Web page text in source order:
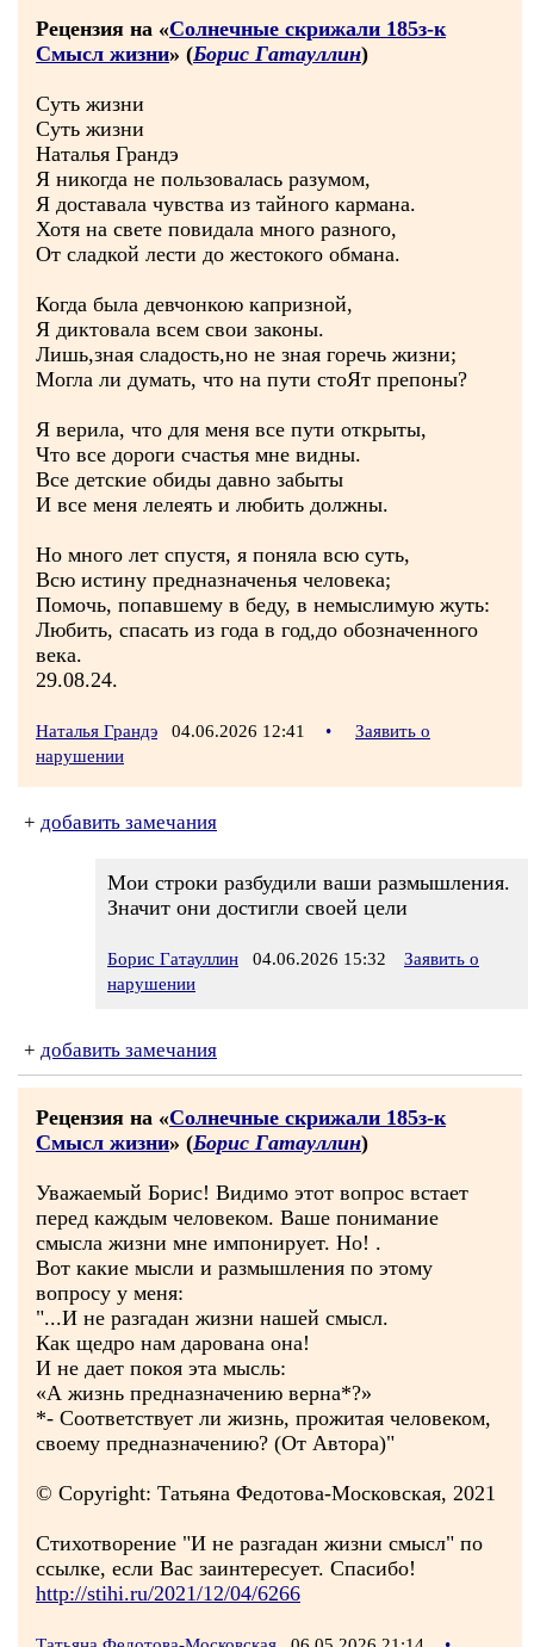
Рецензия на «Солнечные скрижали 185з-к
Смысл жизни» (Борис Гатауллин)
Суть жизни
Суть жизни
Наталья Грандэ
Я никогда не пользовалась разумом,
Я доставала чувства из тайного кармана.
Хотя на свете повидала много разного,
От сладкой лести до жестокого обмана.
Когда была девчонкою капризной,
Я диктовала всем свои законы.
Лишь,зная сладость,но не зная горечь жизни;
Могла ли думать, что на пути стоЯт препоны?
Я верила, что для меня все пути открыты,
Что все дороги счастья мне видны.
Все детские обиды давно забыты
И все меня лелеять и любить должны.
Но много лет спустя, я поняла всю суть,
Всю истину предназначенья человека;
Помочь, попавшему в беду, в немыслимую жуть:
Любить, спасать из года в год,до обозначенного
века.
29.08.24.
Наталья Грандэ 04.06.2026 12:41 •
Заявить о
нарушении
+ добавить замечания
Мои строки разбудили ваши размышления.
Значит они достигли своей цели
Борис Гатауллин 04.06.2026 15:32
Заявить о
нарушении
+ добавить замечания
Рецензия на «Солнечные скрижали 185з-к
Смысл жизни» (Борис Гатауллин)
Уважаемый Борис! Видимо этот вопрос встает
перед каждым человеком. Ваше понимание
смысла жизни мне импонирует. Но! .
Вот какие мысли и размышления по этому
вопросу у меня:
"...И не разгадан жизни нашей смысл.
Как щедро нам дарована она!
И не дает покоя эта мысль:
«А жизнь предназначению верна*?»
*- Соответствует ли жизнь, прожитая человеком,
своему предназначению? (От Автора)"
© Copyright: Татьяна Федотова-Московская, 2021
Стихотворение "И не разгадан жизни смысл" по
ссылке, если Вас заинтересует. Спасибо!
http://stihi.ru/2021/12/04/6266